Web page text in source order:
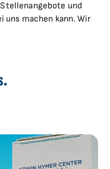
und
uns machen kann. Wir